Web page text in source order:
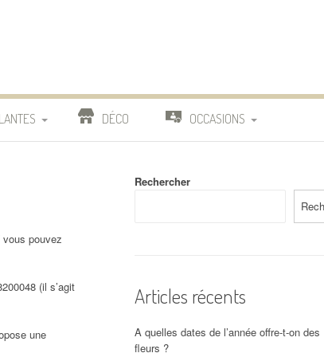
DÉCO OCCASIONS
pouvez
(il s’agit
une
Rechercher
Articles récents
A quelles dates de l’année offre-t-on des
fleurs ?